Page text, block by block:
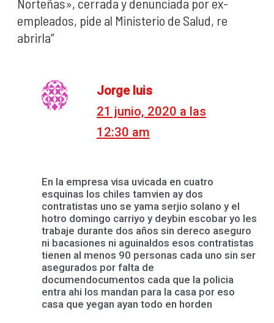
empleados, pide al Ministerio de Salud, re
abrirla”
Jorge luis
21 junio, 2020 a las
12:30 am
En la empresa visa uvicada en cuatro
esquinas los chiles tamvien ay dos
contratistas uno se yama serjio solano y el
hotro domingo carriyo y deybin escobar yo les
trabaje durante dos años sin dereco aseguro
ni bacasiones ni aguinaldos esos contratistas
tienen al menos 90 personas cada uno sin ser
asegurados por falta de
documendocumentos cada que la policia
entra ahi los mandan para la casa por eso
casa que yegan ayan todo en horden